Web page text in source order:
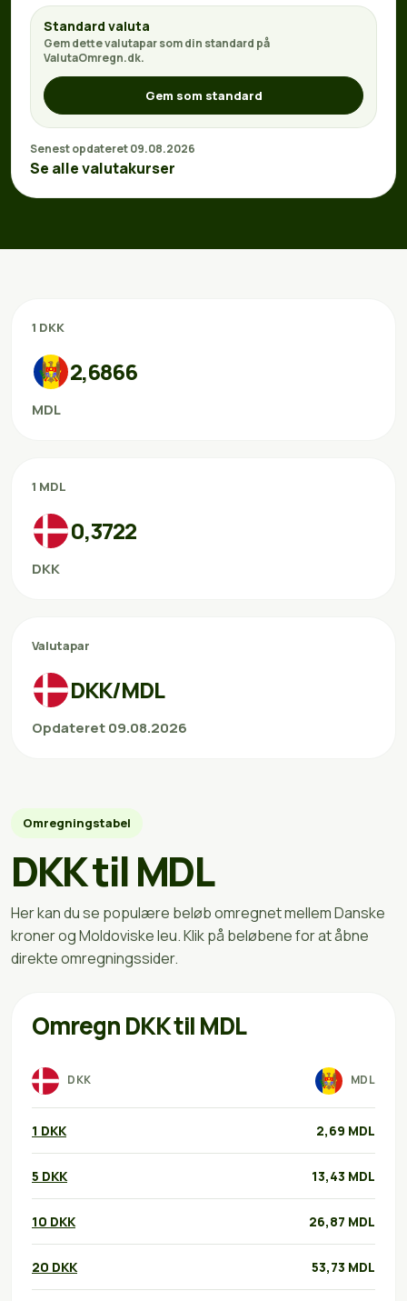
Standard valuta
Gem dette valutapar som din standard på
ValutaOmregn.dk.
Gem som standard
Senest opdateret 09.08.2026
Se alle valutakurser
1 DKK
2,6866
MDL
1 MDL
0,3722
DKK
Valutapar
DKK/MDL
Opdateret 09.08.2026
Omregningstabel
DKK til MDL
Her kan du se populære beløb omregnet mellem Danske
kroner og Moldoviske leu. Klik på beløbene for at åbne
direkte omregningssider.
Omregn DKK til MDL
DKK MDL
1 DKK 2,69 MDL
5 DKK 13,43 MDL
10 DKK 26,87 MDL
20 DKK 53,73 MDL